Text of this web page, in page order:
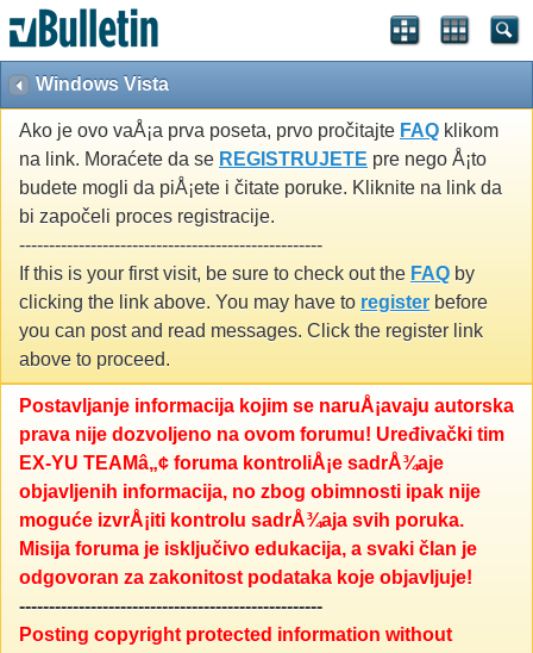
Windows Vista
Ako je ovo vaÅ¡a prva poseta, prvo pročitajte FAQ klikom
na link. Moraćete da se REGISTRUJETE pre nego Å¡to
budete mogli da piÅ¡ete i čitate poruke. Kliknite na link da
bi započeli proces registracije.
---------------------------------------------------
If this is your first visit, be sure to check out the FAQ by
clicking the link above. You may have to register before
you can post and read messages. Click the register link
above to proceed.
Postavljanje informacija kojim se naruÅ¡avaju autorska
prava nije dozvoljeno na ovom forumu! Uređivački tim
EX-YU TEAMâ„¢ foruma kontroliÅ¡e sadrÅ¾aje
objavljenih informacija, no zbog obimnosti ipak nije
moguće izvrÅ¡iti kontrolu sadrÅ¾aja svih poruka.
Misija foruma je isključivo edukacija, a svaki član je
odgovoran za zakonitost podataka koje objavljuje!
---------------------------------------------------
Posting copyright protected information without